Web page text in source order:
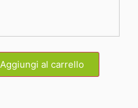
Aggiungi al carrello